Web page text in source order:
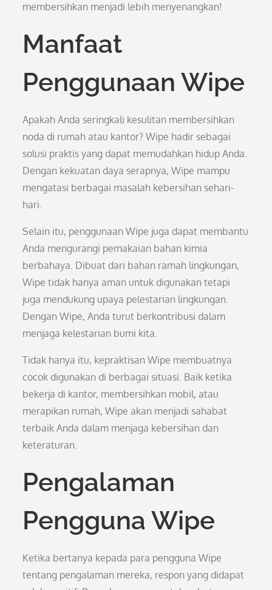
membersihkan menjadi lebih menyenangkan!
Manfaat
Penggunaan Wipe
Apakah Anda seringkali kesulitan membersihkan
noda di rumah atau kantor? Wipe hadir sebagai
solusi praktis yang dapat memudahkan hidup Anda.
Dengan kekuatan daya serapnya, Wipe mampu
mengatasi berbagai masalah kebersihan sehari-
hari.
Selain itu, penggunaan Wipe juga dapat membantu
Anda mengurangi pemakaian bahan kimia
berbahaya. Dibuat dari bahan ramah lingkungan,
Wipe tidak hanya aman untuk digunakan tetapi
juga mendukung upaya pelestarian lingkungan.
Dengan Wipe, Anda turut berkontribusi dalam
menjaga kelestarian bumi kita.
Tidak hanya itu, kepraktisan Wipe membuatnya
cocok digunakan di berbagai situasi. Baik ketika
bekerja di kantor, membersihkan mobil, atau
merapikan rumah, Wipe akan menjadi sahabat
terbaik Anda dalam menjaga kebersihan dan
keteraturan.
Pengalaman
Pengguna Wipe
Ketika bertanya kepada para pengguna Wipe
tentang pengalaman mereka, respon yang didapat